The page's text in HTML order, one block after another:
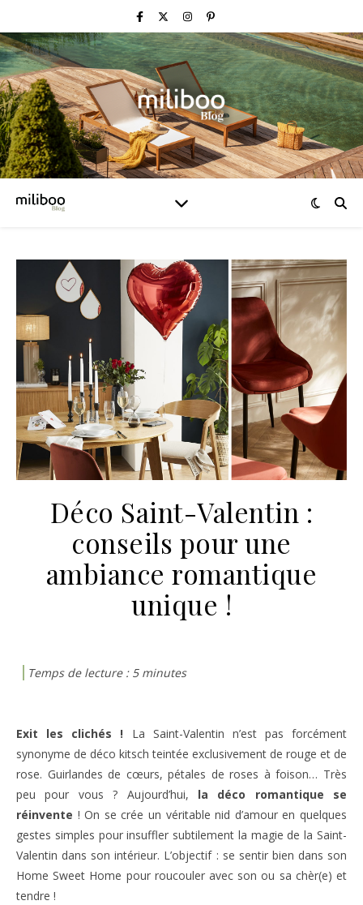
Déco Saint-Valentin :
conseils pour une
ambiance romantique
unique !
Exit les clichés ! La Saint-Valentin n’est pas forcément
synonyme de déco kitsch teintée exclusivement de rouge et de
rose. Guirlandes de cœurs, pétales de roses à foison… Très
peu pour vous ? Aujourd’hui, la
déco romantique se
réinvente ! On se crée un véritable nid d’amour en quelques
gestes simples pour insuffler subtilement la magie de la Saint-
Valentin dans son intérieur. L’objectif : se sentir bien dans son
Home Sweet Home pour roucouler avec son ou sa chèr(e) et
tendre !